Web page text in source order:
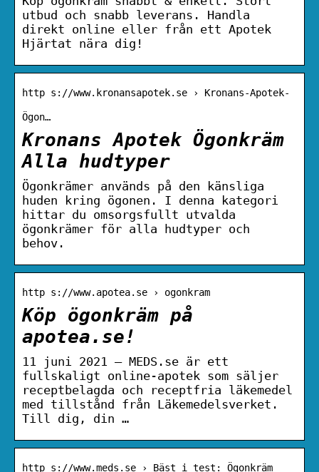
utbud och snabb leverans. Handla
direkt online eller från ett Apotek
Hjärtat nära dig!
http s://www.kronansapotek.se › Kronans-Apotek-
Ögon…
Kronans Apotek Ögonkräm
Alla hudtyper
Ögonkrämer används på den känsliga
huden kring ögonen. I denna kategori
hittar du omsorgsfullt utvalda
ögonkrämer för alla hudtyper och
behov.
http s://www.apotea.se › ogonkram
Köp ögonkräm på
apotea.se!
11 juni 2021 — MEDS.se är ett
fullskaligt online-apotek som säljer
receptbelagda och receptfria läkemedel
med tillstånd från Läkemedelsverket.
Till dig, din …
http s://www.meds.se › Bäst i test: Ögonkräm